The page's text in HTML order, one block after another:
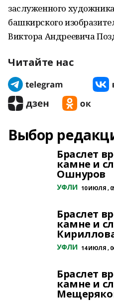
заслуженного
башкирского
Виктора Андреевича
Читайте нас
Выбор
Браслет
камне и
Ошнуров
УФЛИ 10 ИЮЛЯ ,
Браслет
камне и
УФЛИ 14 ИЮЛЯ ,
Браслет
камне и